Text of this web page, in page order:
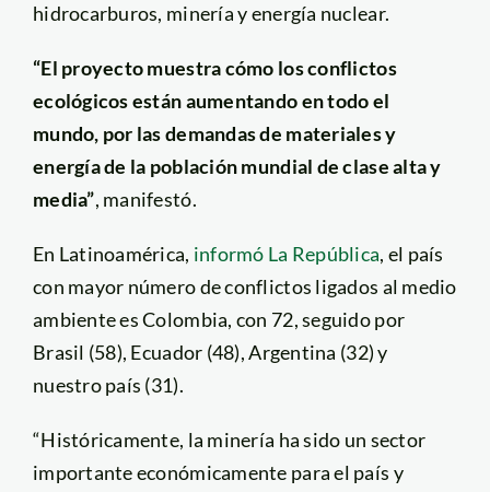
hidrocarburos, minería y energía nuclear.
“El proyecto muestra cómo los conflictos
ecológicos están aumentando en todo el
mundo, por las demandas de materiales y
energía de la población mundial de clase alta y
media”, manifestó.
En Latinoamérica, informó La República, el país
con mayor número de conflictos ligados al medio
ambiente es Colombia, con 72, seguido por
Brasil (58), Ecuador (48), Argentina (32) y
nuestro país (31).
“Históricamente, la minería ha sido un sector
importante económicamente para el país y